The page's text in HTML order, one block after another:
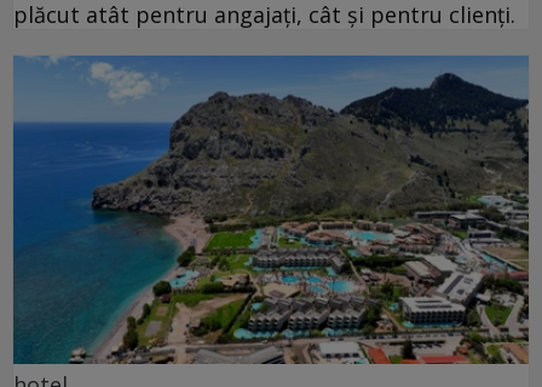
plăcut atât pentru angajați, cât și pentru clienți.